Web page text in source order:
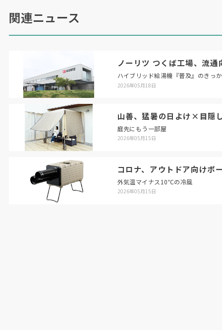
関連ニュース
ノーリツ つくば工場、流
ハイブリッド給湯機『普及』のきっ
2026年05月18日
山善、猛暑の日よけ×目隠
庭先にもう一部屋
2026年05月15日
コロナ、アウトドア向けポ
外気温マイナス10℃の冷風
2026年05月15日